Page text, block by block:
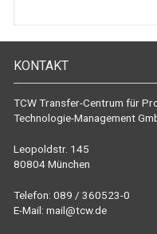
KONTAKT
TCW Transfer-Centrum für
Technologie-Management
Leopoldstr. 145
80804 München
Telefon: 089 / 360523-0
E-Mail: mail@tcw.de